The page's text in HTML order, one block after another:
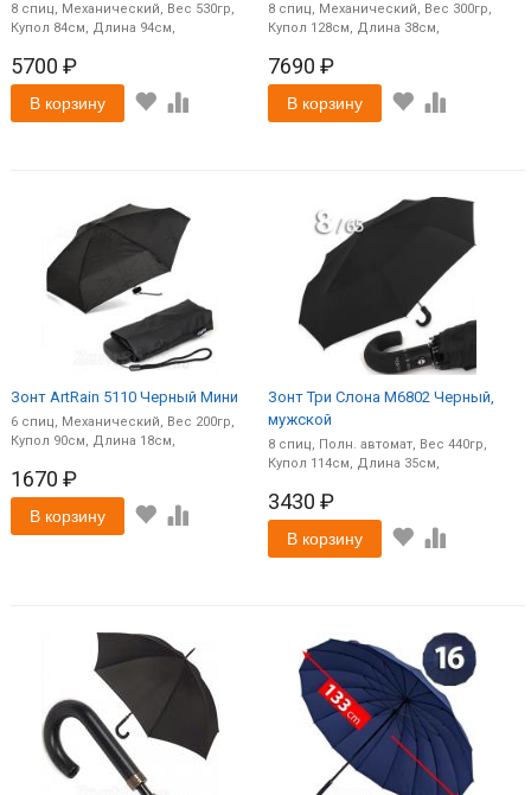
8спиц Механический
530
84
94
5700 ₽
В корзину
8 спиц Механический
300
128
38
7690 ₽
В корзину
Зонт ArtRain 5110 Черный Мини
6спиц Механический
200
90
18
1670 ₽
В корзину
Зонт Три Cлона M6802 Черный,
мужской
8 спиц Полн. автомат
440
114
35
3430 ₽
В корзину